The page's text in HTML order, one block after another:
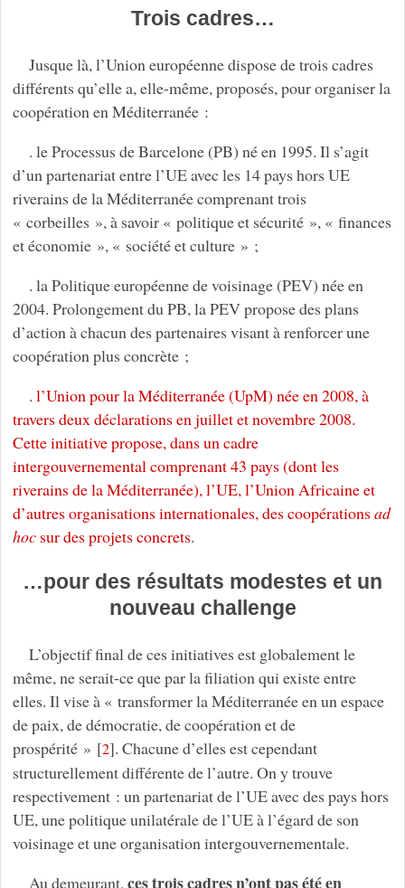
Trois cadres…
Jusque là, l’Union européenne dispose de trois cadres
différents qu’elle a, elle-même, proposés, pour organiser la
coopération en Méditerranée :
. le Processus de Barcelone (PB) né en 1995. Il s’agit
d’un partenariat entre l’UE avec les 14 pays hors UE
riverains de la Méditerranée comprenant trois
« corbeilles », à savoir « politique et sécurité », « finances
et économie », « société et culture » ;
. la Politique européenne de voisinage (PEV) née en
2004. Prolongement du PB, la PEV propose des plans
d’action à chacun des partenaires visant à renforcer une
coopération plus concrète ;
. l’Union pour la Méditerranée (UpM) née en 2008, à
travers deux déclarations en juillet et novembre 2008.
Cette initiative propose, dans un cadre
intergouvernemental comprenant 43 pays (dont les
riverains de la Méditerranée), l’UE, l’Union Africaine et
d’autres organisations internationales, des coopérationsad
hocsur des projets concrets.
…pour des résultats modestes et un
nouveau challenge
L’objectif final de ces initiatives est globalement le
même, ne serait-ce que par la filiation qui existe entre
elles. Il vise à « transformer la Méditerranée en un espace
de paix, de démocratie, de coopération et de
prospérité » [2]. Chacune d’elles est cependant
structurellement différente de l’autre. On y trouve
respectivement : un partenariat de l’UE avec des pays hors
UE, une politique unilatérale de l’UE à l’égard de son
voisinage et une organisation intergouvernementale.
Au demeurant, ces trois cadres n’ont pas été en